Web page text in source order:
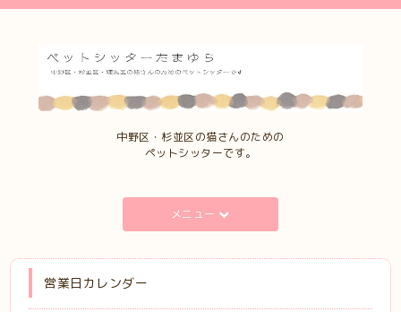
中野区・杉並区の猫さんのための
ペットシッターです。
メニュー
営業日カレンダー